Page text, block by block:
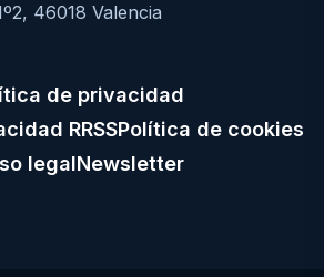
46018 Valencia
de privacidad
RRSSPolítica de cookies
legalNewsletter